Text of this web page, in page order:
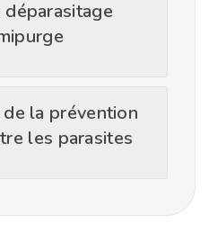
la prévention
les parasites